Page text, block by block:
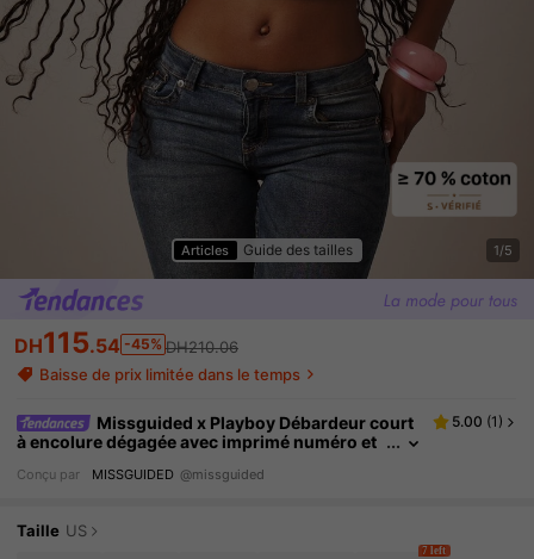
Articles Guide des tailles 1/5
DH115.54 -45% DH210.06
Baisse de prix limitée dans le temps
Missguided x Playboy Débardeur court
à encolure dégagée avec imprimé numéro et
5.00 (1 )
Conçu par MISSGUIDED @missguided
Taille US
7 left